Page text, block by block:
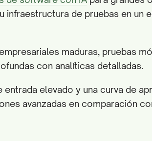
infraestructura de pruebas en un
maduras, pruebas
con analíticas detalladas.
elevado y una curva de
avanzadas en comparación